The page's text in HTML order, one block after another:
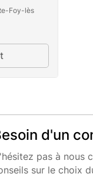
Foy-lès
d'un
pas à nous
sur le choix